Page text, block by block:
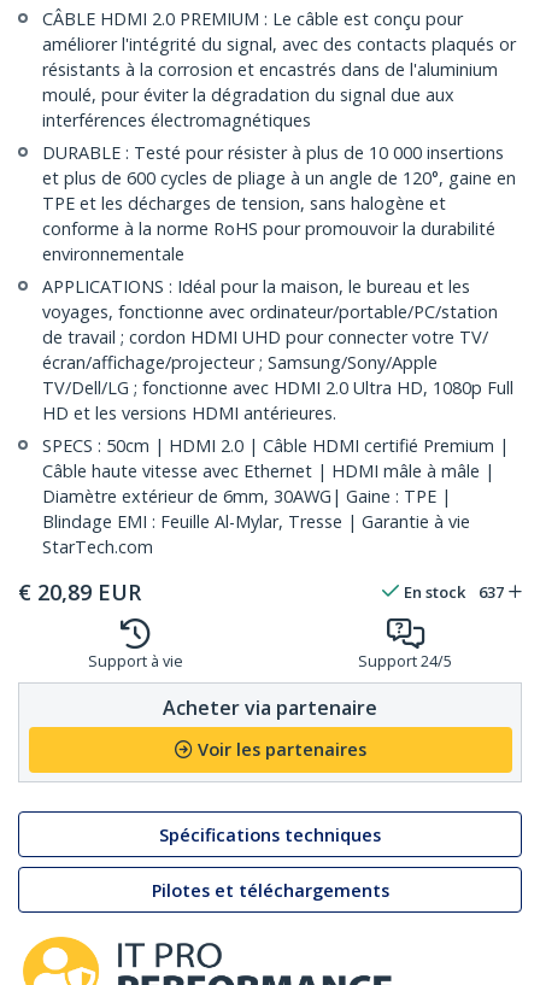
CÂBLE HDMI 2.0 PREMIUM : Le câble est conçu pour
améliorer l'intégrité du signal, avec des contacts plaqués or
résistants à la corrosion et encastrés dans de l'aluminium
moulé, pour éviter la dégradation du signal due aux
interférences électromagnétiques
DURABLE : Testé pour résister à plus de 10 000 insertions
et plus de 600 cycles de pliage à un angle de 120°, gaine en
TPE et les décharges de tension, sans halogène et
conforme à la norme RoHS pour promouvoir la durabilité
environnementale
APPLICATIONS : Idéal pour la maison, le bureau et les
voyages, fonctionne avec ordinateur/portable/PC/station
de travail ; cordon HDMI UHD pour connecter votre TV/
écran/affichage/projecteur ; Samsung/Sony/Apple
TV/Dell/LG ; fonctionne avec HDMI 2.0 Ultra HD, 1080p Full
HD et les versions HDMI antérieures.
SPECS : 50cm | HDMI 2.0 | Câble HDMI certifié Premium |
Câble haute vitesse avec Ethernet | HDMI mâle à mâle |
Diamètre extérieur de 6mm, 30AWG| Gaine : TPE |
Blindage EMI : Feuille Al-Mylar, Tresse | Garantie à vie
StarTech.com
€ 20,89 EUR En stock 637
Support à vie Support 24/5
Acheter via partenaire
Voir les partenaires
Spécifications techniques
Pilotes et téléchargements